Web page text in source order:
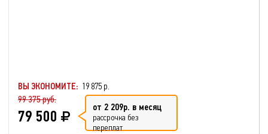
ВЫ ЭКОНОМИТЕ: 19 875 р.
99 375 руб.
79 500 от 2 209р. в месяц
рассрочка без
переплат